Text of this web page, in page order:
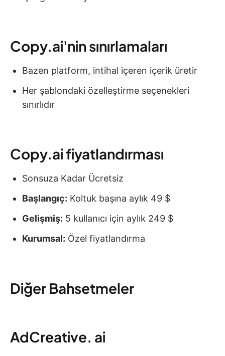
Copy.ai'nin sınırlamaları
Bazen platform, intihal içeren içerik üretir
Her şablondaki özelleştirme seçenekleri
sınırlıdır
Copy.ai fiyatlandırması
Sonsuza Kadar Ücretsiz
Başlangıç: Koltuk başına aylık 49 $
Gelişmiş: 5 kullanıcı için aylık 249 $
Kurumsal: Özel fiyatlandırma
Diğer Bahsetmeler
AdCreative. ai